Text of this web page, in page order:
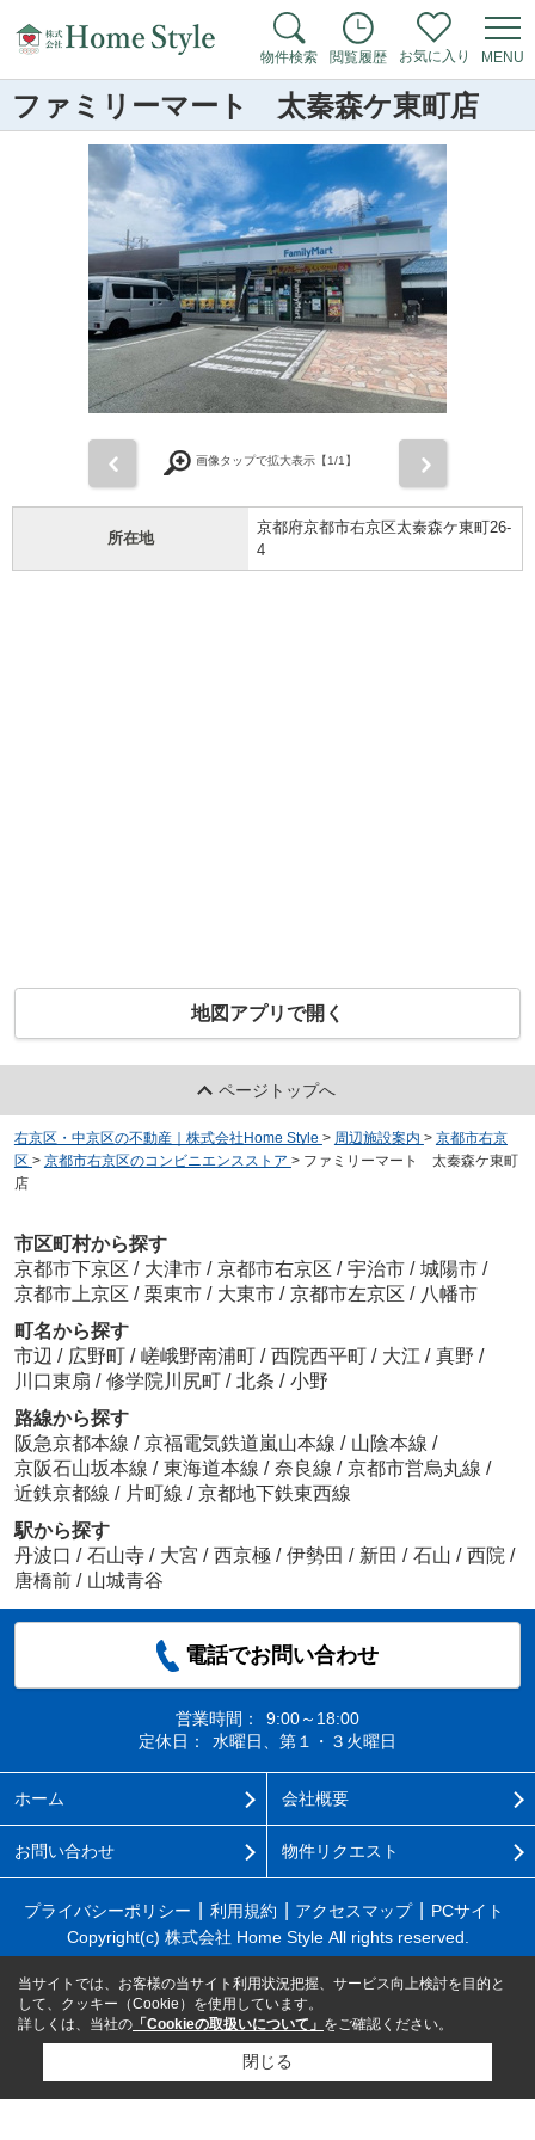
物件検索 閲覧履歴 お気に入り MENU
ファミリーマート 太秦森ケ東町店
画像タップで拡大表示【1/1】
所在地
京都府京都市右京区太秦森ケ東町26-
4
地図アプリで開く
ページトップへ
右京区・中京区の不動産｜株式会社Home Style > 周辺施設案内 > 京都市右京
区 > 京都市右京区のコンビニエンスストア > ファミリーマート 太秦森ケ東町
店
市区町村から探す
京都市下京区 / 大津市 / 京都市右京区 / 宇治市 / 城陽市 /
京都市上京区 / 栗東市 / 大東市 / 京都市左京区 / 八幡市
町名から探す
市辺 / 広野町 / 嵯峨野南浦町 / 西院西平町 / 大江 / 真野 /
川口東扇 / 修学院川尻町 / 北条 / 小野
路線から探す
阪急京都本線 / 京福電気鉄道嵐山本線 / 山陰本線 /
京阪石山坂本線 / 東海道本線 / 奈良線 / 京都市営烏丸線 /
近鉄京都線 / 片町線 / 京都地下鉄東西線
駅から探す
丹波口 / 石山寺 / 大宮 / 西京極 / 伊勢田 / 新田 / 石山 / 西院 /
唐橋前 / 山城青谷
電話でお問い合わせ
営業時間：
9:00～18:00
定休日：
水曜日、第１・３火曜日
ホーム 会社概要
お問い合わせ 物件リクエスト
プライバシーポリシー 利用規約 アクセスマップ
PCサイト
Copyright(c) 株式会社 Home Style All rights reserved.
当サイトでは、お客様の当サイト利用状況把握、サービス向上検討を目的と
して、クッキー（Cookie）を使用しています。
詳しくは、当社の 「Cookieの取扱いについて」 をご確認ください。
閉じる